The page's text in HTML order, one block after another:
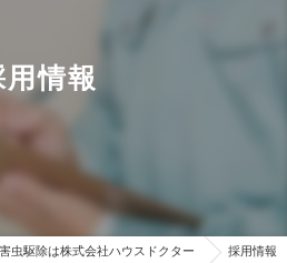
情報
虫駆除は株式会社ハウスドクター 採用情報